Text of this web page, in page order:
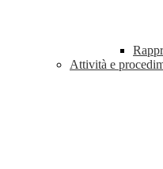
Attività e